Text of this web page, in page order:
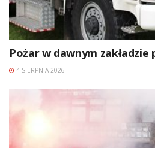
Pożar w dawnym
4 SIERPNIA 2026